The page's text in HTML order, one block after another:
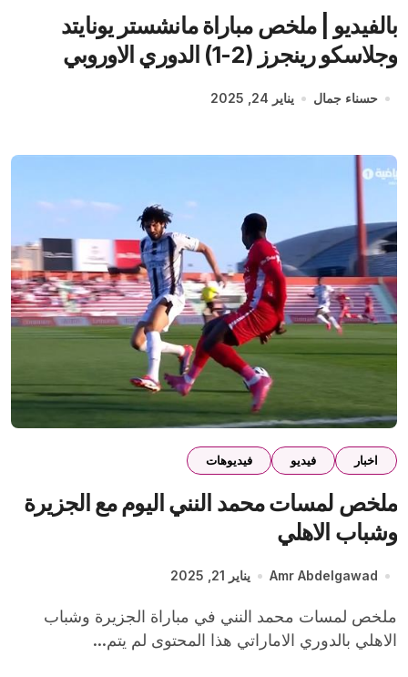
بالفيديو | ملخص مباراة مانشستر يونايتد
وجلاسكو رينجرز (2-1) الدوري الاوروبي
حسناء جمال يناير 24, 2025
اخبار فيديو فيديوهات
ملخص لمسات محمد النني اليوم مع الجزيرة
وشباب الاهلي
Amr Abdelgawad يناير 21, 2025
ملخص لمسات محمد النني في مباراة الجزيرة وشباب
الاهلي بالدوري الاماراتي هذا المحتوى لم يتم...